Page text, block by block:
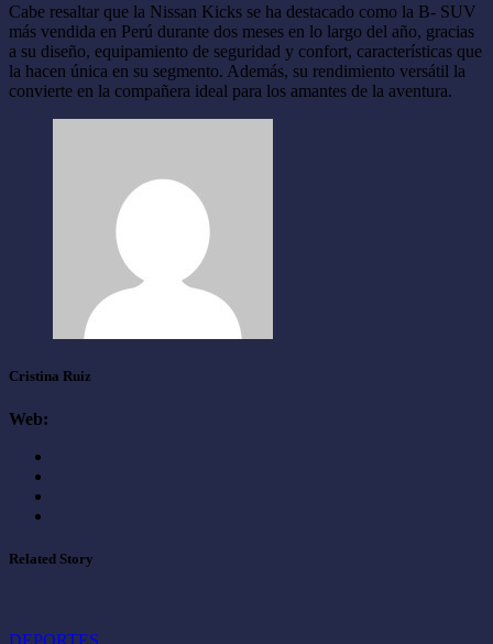
Cabe resaltar que la Nissan Kicks se ha destacado como la B- SUV
más vendida en Perú durante dos meses en lo largo del año, gracias
a su diseño, equipamiento de seguridad y confort, características que
la hacen única en su segmento. Además, su rendimiento versátil la
convierte en la compañera ideal para los amantes de la aventura.
Cristina Ruiz
Web:
Related Story
DEPORTES